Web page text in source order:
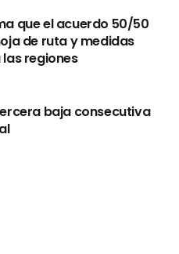
que el acuerdo 50/50
de ruta y medidas
regiones
baja consecutiva